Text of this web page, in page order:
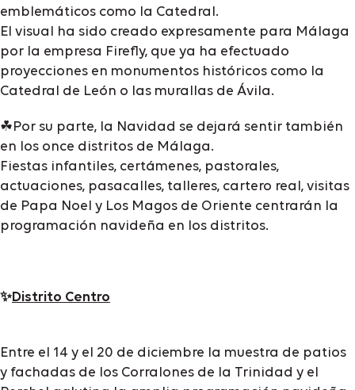
emblemáticos como la Catedral.
El visual ha sido creado expresamente para Málaga
por la empresa Firefly, que ya ha efectuado
proyecciones en monumentos históricos como la
Catedral de León o las murallas de Ávila.
☘Por su parte, la Navidad se dejará sentir también
en los once distritos de Málaga.
Fiestas infantiles, certámenes, pastorales,
actuaciones, pasacalles, talleres, cartero real, visitas
de Papa Noel y Los Magos de Oriente centrarán la
programación navideña en los distritos.
✨Distrito Centro
Entre el 14 y el 20 de diciembre la muestra de patios
y fachadas de los Corralones de la Trinidad y el